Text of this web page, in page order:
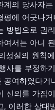
계의 당사자는
평에 어긋나거
방법으로 권
여서는 아니
성실의 원칙
사를 부정하
공여하였다거
신의를 가짐
, 이러한 상대